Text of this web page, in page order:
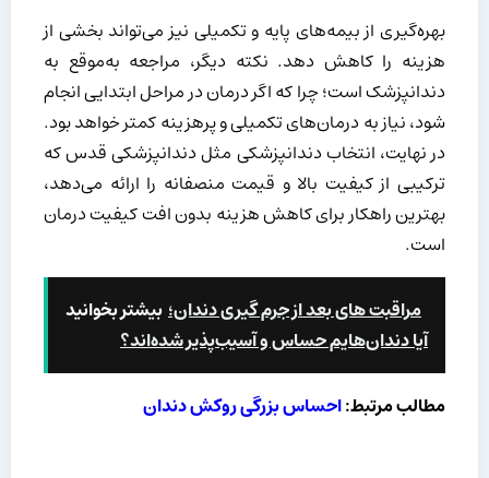
بهره‌گیری از بیمه‌های پایه و تکمیلی نیز می‌تواند بخشی از
هزینه را کاهش دهد. نکته دیگر، مراجعه به‌موقع به
دندانپزشک است؛ چرا که اگر درمان در مراحل ابتدایی انجام
شود، نیاز به درمان‌های تکمیلی و پرهزینه کمتر خواهد بود.
در نهایت، انتخاب دندانپزشکی مثل دندانپزشکی قدس که
ترکیبی از کیفیت بالا و قیمت منصفانه را ارائه می‌دهد،
بهترین راهکار برای کاهش هزینه بدون افت کیفیت درمان
است.
بیشتر بخوانیدمراقبت های بعد از جرم گیری دندان؛
آیا دندان‌هایم حساس و آسیب‌پذیر شده‌اند؟
مطالب مرتبط:احساس بزرگی روکش دندان